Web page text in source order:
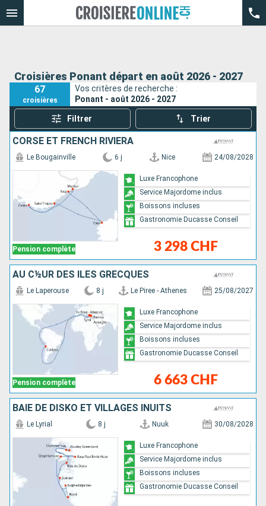
Croisières Ponant départ en août 2026 - 2027
67
croisières
Vos critères de recherche :
Ponant - août 2026 - 2027
Filtrer Trier
CORSE ET FRENCH RIVIERA
Pension complète
Le Bougainville 6 j Nice 24/08/2028
3 298 CHF
Luxe Francophone
Service Majordome inclus
Boissons incluses
Gastronomie Ducasse Conseil
AU C½UR DES ÎLES GRECQUES
Pension complète
Le Laperouse 8 j Le Piree - Athenes 25/08/2027
6 663 CHF
Luxe Francophone
Service Majordome inclus
Boissons incluses
Gastronomie Ducasse Conseil
BAIE DE DISKO ET VILLAGES INUITS
Le Lyrial 8 j Nuuk 30/08/2028
Luxe Francophone
Service Majordome inclus
Boissons incluses
Gastronomie Ducasse Conseil